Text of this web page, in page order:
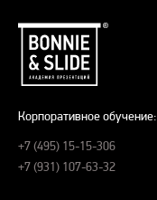
Корпоративное обучение:
+7 (495) 15-15-306
+7 (931) 107-63-32